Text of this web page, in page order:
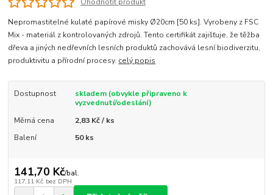
Ohodnotit produkt
Nepromastitelné kulaté papírové misky Ø20cm [50 ks]. Vyrobeny z FSC
Mix - materiál z kontrolovaných zdrojů. Tento certifikát zajišťuje, že těžba
dřeva a jiných nedřevních lesních produktů zachovává lesní biodiverzitu,
produktivitu a přírodní procesy. celý popis
Dostupnost
skladem (obvykle připraveno k
vyzvednutí/odeslání)
Měrná cena
2,83 Kč / ks
Balení
50 ks
141,70 Kč/bal.
117,11 Kč bez DPH